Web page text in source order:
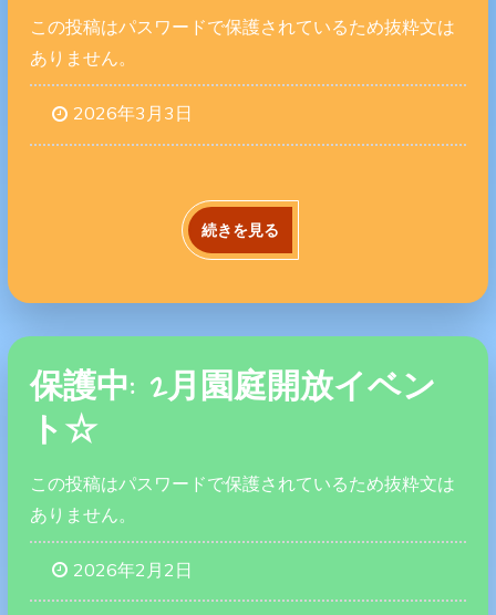
この投稿はパスワードで保護されているため抜粋文は
ありません。
2026年3月3日
続きを見る
保護中: 2月園庭開放イベン
ト☆
この投稿はパスワードで保護されているため抜粋文は
ありません。
2026年2月2日